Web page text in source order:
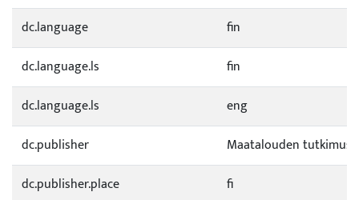
dc.language
fin
dc.language.ls
fin
dc.language.ls
eng
dc.publisher
Maatalouden
dc.publisher.place
fi